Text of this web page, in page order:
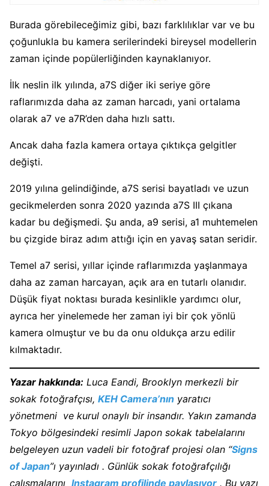
Burada görebileceğimiz gibi, bazı farklılıklar var ve bu
çoğunlukla bu kamera serilerindeki bireysel modellerin
zaman içinde popülerliğinden kaynaklanıyor.
İlk neslin ilk yılında, a7S diğer iki seriye göre
raflarımızda daha az zaman harcadı, yani ortalama
olarak a7 ve a7R’den daha hızlı sattı.
Ancak daha fazla kamera ortaya çıktıkça gelgitler
değişti.
2019 yılına gelindiğinde, a7S serisi bayatladı ve uzun
gecikmelerden sonra 2020 yazında a7S III çıkana
kadar bu değişmedi. Şu anda, a9 serisi, a1 muhtemelen
bu çizgide biraz adım attığı için en yavaş satan seridir.
Temel a7 serisi, yıllar içinde raflarımızda yaşlanmaya
daha az zaman harcayan, açık ara en tutarlı olanıdır.
Düşük fiyat noktası burada kesinlikle yardımcı olur,
ayrıca her yinelemede her zaman iyi bir çok yönlü
kamera olmuştur ve bu da onu oldukça arzu edilir
kılmaktadır.
Yazar hakkında: Luca Eandi, Brooklyn merkezli bir
sokak fotoğrafçısı, KEH Camera’nın yaratıcı
yönetmeni ve kurul onaylı bir insandır. Yakın zamanda
Tokyo bölgesindeki resimli Japon sokak tabelalarını
belgeleyen uzun vadeli bir fotoğraf projesi olan “Signs
of Japan”ı yayınladı . Günlük sokak fotoğrafçılığı
çalışmalarını Instagram profilinde paylaşıyor . Bu yazı